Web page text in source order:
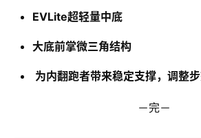
EVLite超轻量中底
大底前掌微三角结构
为内翻跑者带来稳定支撑，调整步
－完－